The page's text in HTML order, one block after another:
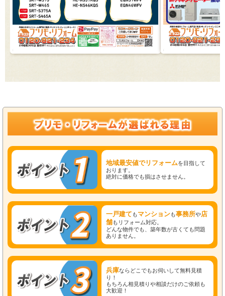
地域最安値でリフォームを目指して
おります。
絶対に価格でも損はさせません。
一戸建て もマンションも事務所や店
舗もリフォーム対応。
どんな物件でも、築年数が古くても問題
ありません。
兵庫ならどこでもお伺いして無料見積
り！
もちろん相見積りや相談だけのご依頼も
大歓迎！